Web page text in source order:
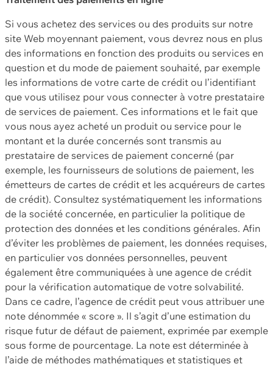
Si vous achetez des services ou des produits sur notre
site Web moyennant paiement, vous devrez nous en plus
des informations en fonction des produits ou services en
question et du mode de paiement souhaité, par exemple
les informations de votre carte de crédit ou l’identifiant
que vous utilisez pour vous connecter à votre prestataire
de services de paiement. Ces informations et le fait que
vous nous ayez acheté un produit ou service pour le
montant et la durée concernés sont transmis au
prestataire de services de paiement concerné (par
exemple, les fournisseurs de solutions de paiement, les
émetteurs de cartes de crédit et les acquéreurs de cartes
de crédit). Consultez systématiquement les informations
de la société concernée, en particulier la politique de
protection des données et les conditions générales. Afin
d’éviter les problèmes de paiement, les données requises,
en particulier vos données personnelles, peuvent
également être communiquées à une agence de crédit
pour la vérification automatique de votre solvabilité.
Dans ce cadre, l’agence de crédit peut vous attribuer une
note dénommée « score ». Il s’agit d’une estimation du
risque futur de défaut de paiement, exprimée par exemple
sous forme de pourcentage. La note est déterminée à
l’aide de méthodes mathématiques et statistiques et